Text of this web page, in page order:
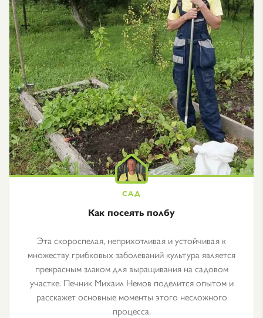
Как посеять полбу
Эта скороспелая, неприхотливая и устойчивая к
множеству грибковых заболеваний культура является
прекрасным злаком для выращивания на садовом
участке. Печник Михаил Немов поделится опытом и
расскажет основные моменты этого несложного
процесса.